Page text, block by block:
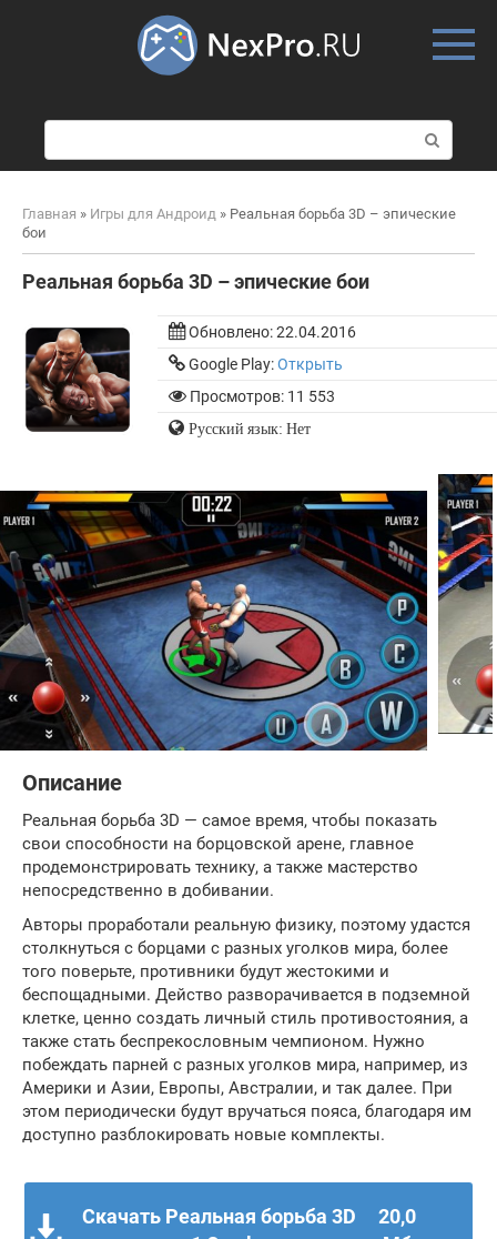
о
и
к
Главная » Игры для Андроид » Реальная борьба 3D – эпические
бои
Реальная борьба 3D – эпические бои
Обновлено:22.04.2016
Google Play:Открыть
Просмотров: 11 553
Русский язык: Нет
Описание
Реальная борьба 3D — самое время, чтобы показать
свои способности на борцовской арене, главное
продемонстрировать технику, а также мастерство
непосредственно в добивании.
Авторы проработали реальную физику, поэтому удастся
столкнуться с борцами с разных уголков мира, более
того поверьте, противники будут жестокими и
беспощадными. Действо разворачивается в подземной
клетке, ценно создать личный стиль противостояния, а
также стать беспрекословным чемпионом. Нужно
побеждать парней с разных уголков мира, например, из
Америки и Азии, Европы, Австралии, и так далее. При
этом периодически будут вручаться пояса, благодаря им
доступно разблокировать новые комплекты.
Скачать Реальная борьба 3D
20,0